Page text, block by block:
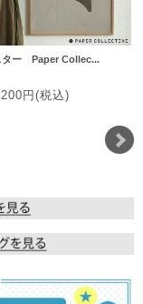
ター Paper Collec...
円(税込)